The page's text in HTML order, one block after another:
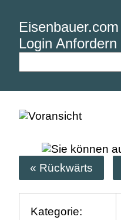
Eisenbauer.com
Login Anfordern
« Rückwärts
Kategorie: